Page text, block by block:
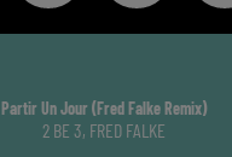
Partir Un Jour (fred Falke Remix)
2 BE 3, FRED FALKE